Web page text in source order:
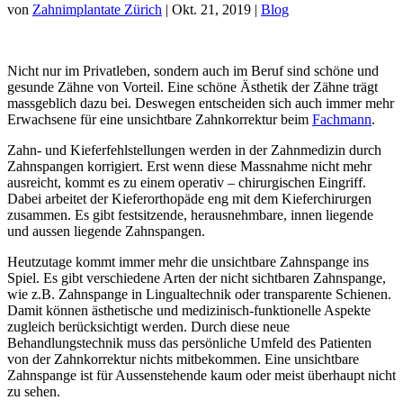
von Zahnimplantate Zürich | Okt. 21, 2019 | Blog
Nicht nur im Privatleben, sondern auch im Beruf sind schöne und
gesunde Zähne von Vorteil. Eine schöne Ästhetik der Zähne trägt
massgeblich dazu bei. Deswegen entscheiden sich auch immer mehr
Erwachsene für eine unsichtbare Zahnkorrektur beim Fachmann.
Zahn- und Kieferfehlstellungen werden in der Zahnmedizin durch
Zahnspangen korrigiert. Erst wenn diese Massnahme nicht mehr
ausreicht, kommt es zu einem operativ – chirurgischen Eingriff.
Dabei arbeitet der Kieferorthopäde eng mit dem Kieferchirurgen
zusammen. Es gibt festsitzende, herausnehmbare, innen liegende
und aussen liegende Zahnspangen.
Heutzutage kommt immer mehr die unsichtbare Zahnspange ins
Spiel. Es gibt verschiedene Arten der nicht sichtbaren Zahnspange,
wie z.B. Zahnspange in Lingualtechnik oder transparente Schienen.
Damit können ästhetische und medizinisch-funktionelle Aspekte
zugleich berücksichtigt werden. Durch diese neue
Behandlungstechnik muss das persönliche Umfeld des Patienten
von der Zahnkorrektur nichts mitbekommen. Eine unsichtbare
Zahnspange ist für Aussenstehende kaum oder meist überhaupt nicht
zu sehen.